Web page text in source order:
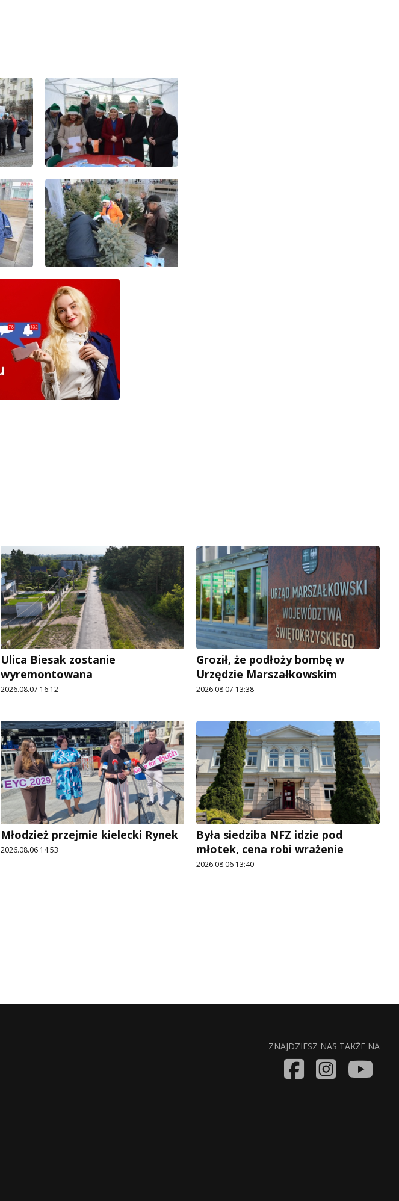
Ulica Biesak zostanie
wyremontowana
2026.08.07 16:12
Groził, że podłoży bombę w
Urzędzie Marszałkowskim
2026.08.07 13:38
Młodzież przejmie kielecki Rynek
2026.08.06 14:53
Była siedziba NFZ idzie pod
młotek, cena robi wrażenie
2026.08.06 13:40
ZNAJDZIESZ NAS TAKŻE NA